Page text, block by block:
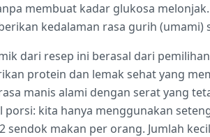
membuat kadar glukosa
kedalaman rasa gurih (umami)
dari resep ini berasal dari
protein dan lemak sehat yang
manis alami dengan serat yang
porsi: kita hanya menggunakan
sendok makan per orang. Jumlah